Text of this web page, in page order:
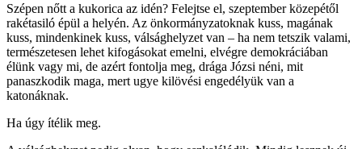
Szépen nőtt a kukorica az idén? Felejtse el, szeptember közepétől
rakétasiló épül a helyén. Az önkormányzatoknak kuss, magának
kuss, mindenkinek kuss, válsághelyzet van – ha nem tetszik valami,
természetesen lehet kifogásokat emelni, elvégre demokráciában
élünk vagy mi, de azért fontolja meg, drága Józsi néni, mit
panaszkodik maga, mert ugye kilövési engedélyük van a
katonáknak.
Ha úgy ítélik meg.